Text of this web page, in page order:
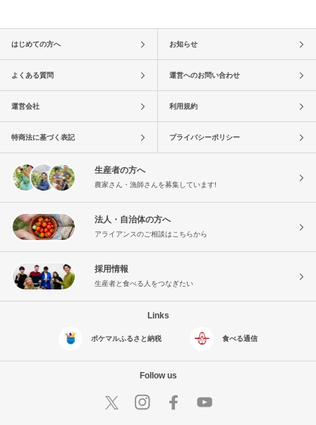
はじめての方へ お知らせ
よくある質問 運営へのお問い合わせ
運営会社 利用規約
特商法に基づく表記 プライバシーポリシー
生産者の方へ
農家さん・漁師さんを募集しています!
法人・自治体の方へ
アライアンスのご相談はこちらから
採用情報
生産者と食べる人をつなぎたい
Links
ポケマルふるさと納税 食べる通信
Follow us